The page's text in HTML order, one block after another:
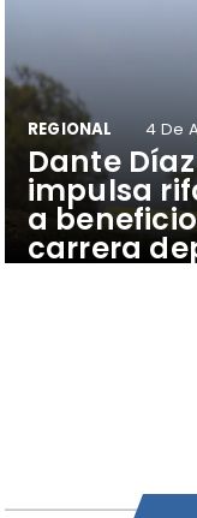
Dante
impulsa
a
carrera
REGIONAL 4 De